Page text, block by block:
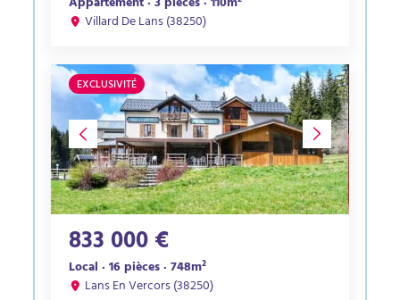
Villard De Lans (38250)
EXCLUSIVITÉ
833 000 €
Local · 16 pièces · 748m²
Lans En Vercors (38250)